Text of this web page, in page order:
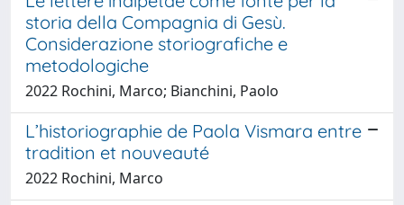
storia della Compagnia di Gesù.
Considerazione storiografiche e
metodologiche
2022 Rochini, Marco; Bianchini, Paolo
L’historiographie de Paola Vismara entre
tradition et nouveauté
2022 Rochini, Marco